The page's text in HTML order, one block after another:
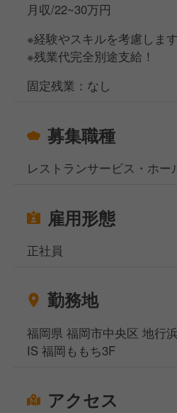
月収/22~30万円
※経験やスキルを考慮します
※残業代完全別途支給！
固定残業：なし
募集職種
レストランサービス・ホー
雇用形態
正社員
勤務地
福岡県 福岡市中央区 地行
IS 福岡ももち3F
アクセス